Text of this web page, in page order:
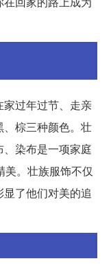
过年过节、走亲
棕三种颜色。壮
染布是一项家庭
。壮族服饰不仅
了他们对美的追